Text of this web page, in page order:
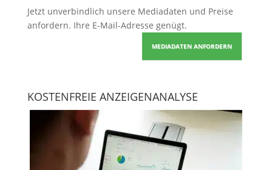
Jetzt unverbindlich unsere Mediadaten und Preise
anfordern. Ihre E-Mail-Adresse genügt.
MEDIADATEN ANFORDERN
KOSTENFREIE ANZEIGENANALYSE